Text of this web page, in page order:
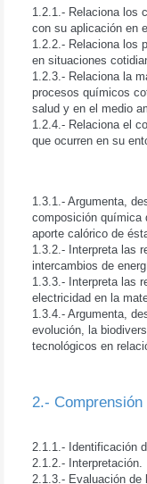
1.2.1.- Relaciona los
con su aplicación en
1.2.2.- Relaciona los
en situaciones
1.2.3.- Relaciona la
procesos químicos
salud y en el medio
1.2.4.- Relaciona el
que ocurren en su
1.3.1.- Argumenta,
composición química
aporte calórico de
1.3.2.- Interpreta las
intercambios de
1.3.3.- Interpreta las
electricidad en la
1.3.4.- Argumenta,
evolución, la
tecnológicos en
2.- Comprensión
2.1.1.- Identificación
2.1.2.- Interpretación.
2.1.3.- Evaluación de